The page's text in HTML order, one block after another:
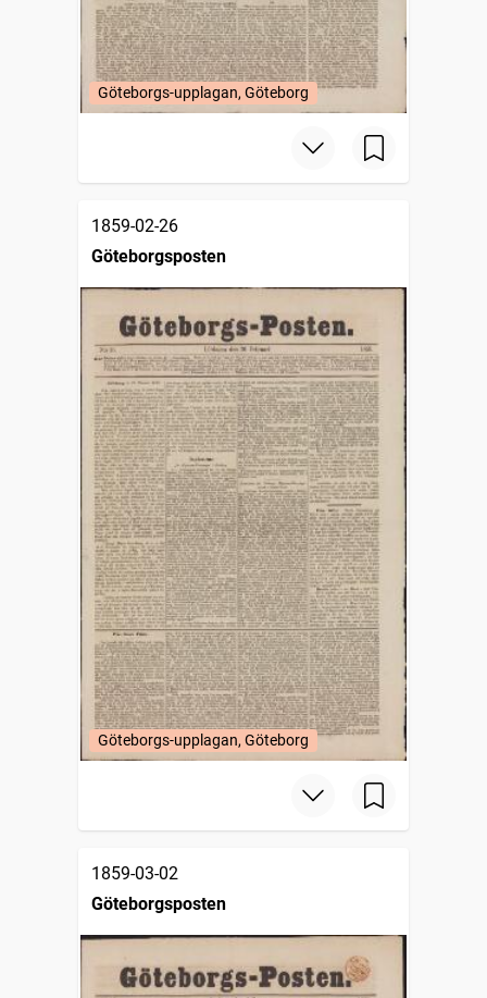
Göteborgs-upplagan, Göteborg
1859-02-26
Göteborgsposten
Göteborgs-upplagan, Göteborg
1859-03-02
Göteborgsposten